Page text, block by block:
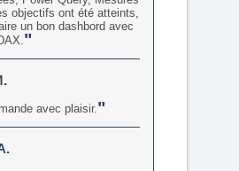
objectifs ont été atteints,
un bon dashbord avec
avec plaisir.